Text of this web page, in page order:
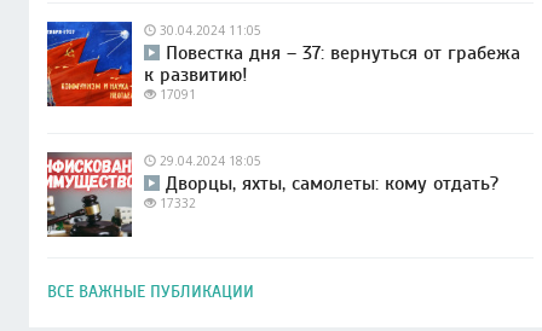
30.04.2024 11:05
Повестка дня – 37: вернуться от грабежа
к развитию!
17091
29.04.2024 18:05
Дворцы, яхты, самолеты: кому отдать?
17332
ВСЕ ВАЖНЫЕ ПУБЛИКАЦИИ